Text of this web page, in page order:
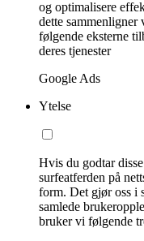
og optimalisere
dette sammenligner
følgende eksterne
deres tjenester
Google Ads
Ytelse
Hvis du godtar
surfeatferden på
form. Det gjør oss i
samlede
bruker vi følgende